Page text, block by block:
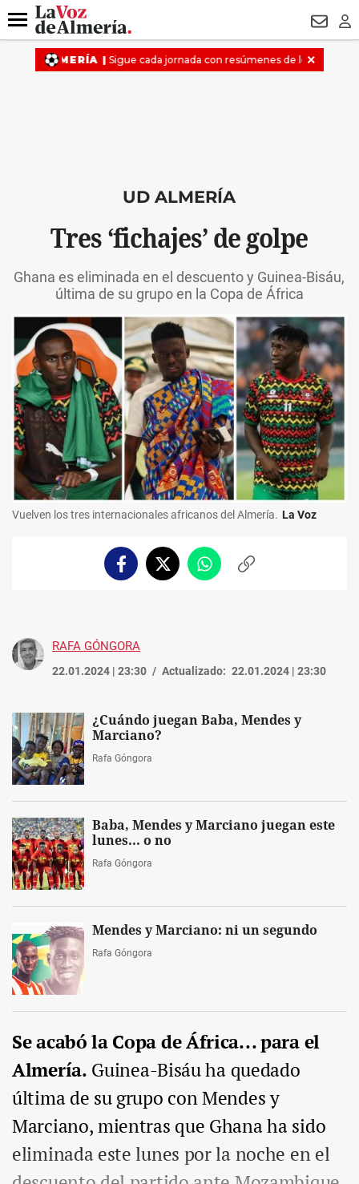
DESTACADO
Menú
UD ALMERÍA
Tres ‘fichajes’ de golpe
Ghana es eliminada en el descuento y Guinea-Bisáu,
última de su grupo en la Copa de África
Vuelven los tres internacionales africanos del Almería. La Voz
FacebookTwitterWhatsappCopiar
RAFA GÓNGORA
22.01.2024 | 23:30 Actualizado: 22.01.2024 | 23:30
¿Cuándo juegan Baba, Mendes y
Marciano?
Rafa Góngora
Baba, Mendes y Marciano juegan este
lunes... o no
Rafa Góngora
Mendes y Marciano: ni un segundo
Rafa Góngora
Se acabó la Copa de África... para el
Almería. Guinea-Bisáu ha quedado
última de su grupo con Mendes y
Marciano, mientras que Ghana ha sido
eliminada este lunes por la noche en el